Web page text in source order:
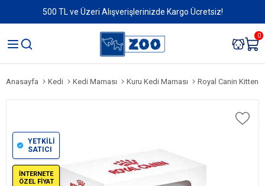
500 TL ve Üzeri Alışverişlerinizde Kargo Ücretsiz!
0
Anasayfa Kedi Kedi Maması Kuru Kedi Maması Royal Canin Kitten
YETKİLİ
SATICI
İNTERNETE
ÖZEL FİYAT